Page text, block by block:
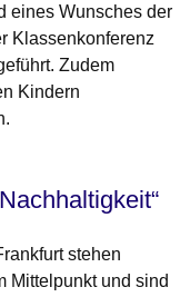
eines Wunsches der
Klassenkonferenz
Zudem
Kindern
stehen
Mittelpunkt und sind